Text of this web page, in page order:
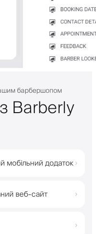
барбершопом
Barberly
мобільний додаток ›
веб-сайт ›
›